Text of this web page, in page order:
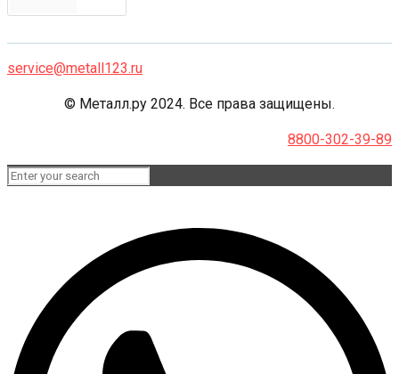
service@metall123.ru
© Металл.ру 2024. Все права защищены.
8800-302-39-89